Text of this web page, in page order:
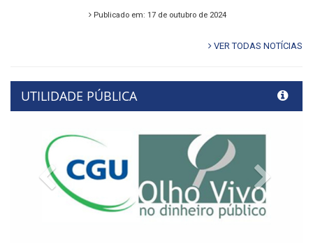
Publicado em: 17 de outubro de 2024
VER TODAS NOTÍCIAS
UTILIDADE PÚBLICA
Previous